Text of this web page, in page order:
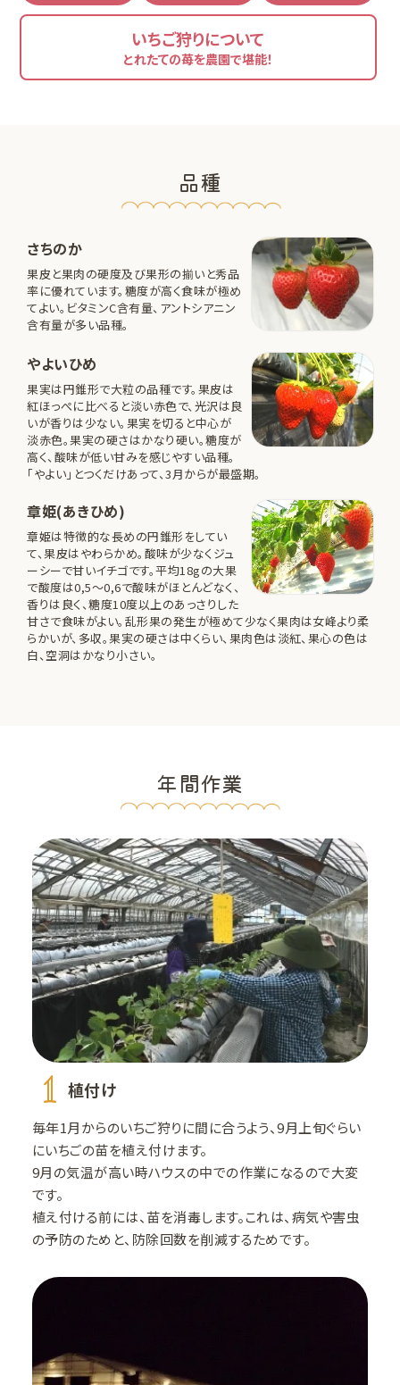
いちご狩りについて
とれたての苺を農園で堪能！
品種
さちのか
果皮と果肉の硬度及び果形の揃いと秀品
率に優れています。糖度が高く食味が極め
てよい。ビタミンC含有量、アントシアニン
含有量が多い品種。
やよいひめ
果実は円錐形で大粒の品種です。果皮は
紅ほっぺに比べると淡い赤色で、光沢は良
いが香りは少ない。果実を切ると中心が
淡赤色。果実の硬さはかなり硬い。糖度が
高く、酸味が低い甘みを感じやすい品種。
「やよい」とつくだけあって、3月からが最盛期。
章姫(あきひめ)
章姫は特徴的な長めの円錐形をしてい
て、果皮はやわらかめ。酸味が少なくジュ
ーシーで甘いイチゴです。平均18gの大果
で酸度は0,5～0,6で酸味がほとんどなく、
香りは良く、糖度10度以上のあっさりした
甘さで食味がよい。乱形果の発生が極めて少なく果肉は女峰より柔
らかいが、多収。果実の硬さは中くらい、果肉色は淡紅、果心の色は
白、空洞はかなり小さい。
年間作業
1 植付け
毎年1月からのいちご狩りに間に合うよう、9月上旬ぐらい
にいちごの苗を植え付けます。
9月の気温が高い時ハウスの中での作業になるので大変
です。
植え付ける前には、苗を消毒します。これは、病気や害虫
の予防のためと、防除回数を削減するためです。